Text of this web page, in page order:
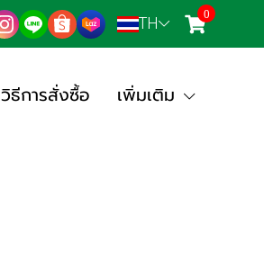
TH 0
วิธีการสั่งซื้อ เพิ่มเติม